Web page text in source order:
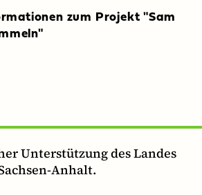
zum Projekt "Sam
Unterstützung des Landes
Anhalt.